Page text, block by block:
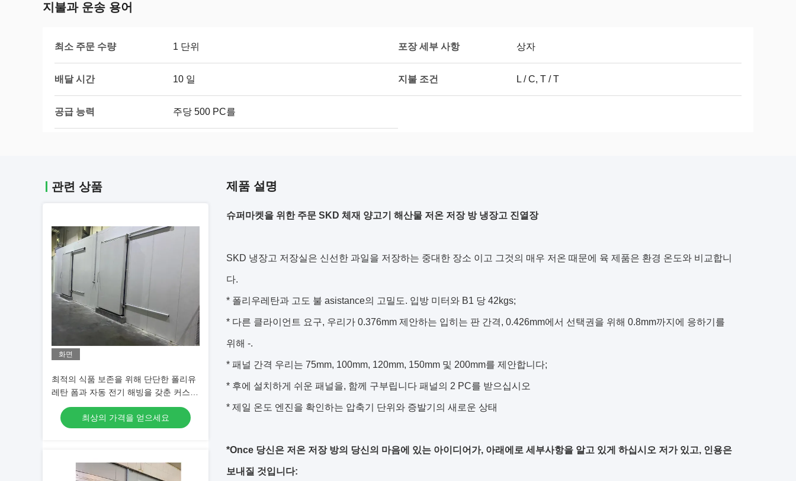
지불과 운송 용어
최소 주문 수량 1 단위 포장 세부 사항 상자
배달 시간 10 일 지불 조건 L / C, T / T
공급 능력 주당 500 PC를
관련 상품
화면
최적의 식품 보존을 위해 단단한 폴리유
레탄 폼과 자동 전기 해빙을 갖춘 커스터
마이즈 가능한 크기의 냉장고
최상의 가격을 얻으세요
제품 설명
슈퍼마켓을 위한 주문 SKD 체재 양고기 해산물 저온 저장 방 냉장고 진열장
SKD 냉장고 저장실은 신선한 과일을 저장하는 중대한 장소 이고 그것의 매우 저온 때문에 육 제품은 환경 온도와 비교합니
다.
* 폴리우레탄과 고도 불 asistance의 고밀도. 입방 미터와 B1 당 42kgs;
* 다른 클라이언트 요구, 우리가 0.376mm 제안하는 입히는 판 간격, 0.426mm에서 선택권을 위해 0.8mm까지에 응하기를
위해 -.
* 패널 간격 우리는 75mm, 100mm, 120mm, 150mm 및 200mm를 제안합니다;
* 후에 설치하게 쉬운 패널을, 함께 구부립니다 패널의 2 PC를 받으십시오
* 제일 온도 엔진을 확인하는 압축기 단위와 증발기의 새로운 상태
*Once 당신은 저온 저장 방의 당신의 마음에 있는 아이디어가, 아래에로 세부사항을 알고 있게 하십시오 저가 있고, 인용은
보내질 것입니다: